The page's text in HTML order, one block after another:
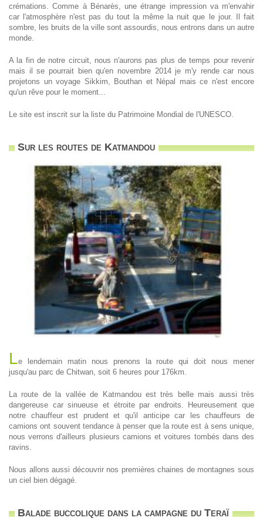
crémations. Comme à Bénarès, une étrange impression va m'envahir
car l'atmosphère n'est pas du tout la même la nuit que le jour. Il fait
sombre, les bruits de la ville sont assourdis, nous entrons dans un autre
monde.
A la fin de notre circuit, nous n'aurons pas plus de temps pour revenir
mais il se pourrait bien qu'en novembre 2014 je m'y rende car nous
projetons un voyage Sikkim, Bouthan et Népal mais ce n'est encore
qu'un rêve pour le moment...
Le site est inscrit sur la liste du Patrimoine Mondial de l'UNESCO.
Sur les routes de Katmandou
Le lendemain matin nous prenons la route qui doit nous mener
jusqu'au parc de Chitwan, soit 6 heures pour 176km.
La route de la vallée de Katmandou est très belle mais aussi très
dangereuse car sinueuse et étroite par endroits. Heureusement que
notre chauffeur est prudent et qu'il anticipe car les chauffeurs de
camions ont souvent tendance à penser que la route est à sens unique,
nous verrons d'ailleurs plusieurs camions et voitures tombés dans des
ravins.
Nous allons aussi découvrir nos premières chaines de montagnes sous
un ciel bien dégagé.
Balade buccolique dans la campagne du Teraï